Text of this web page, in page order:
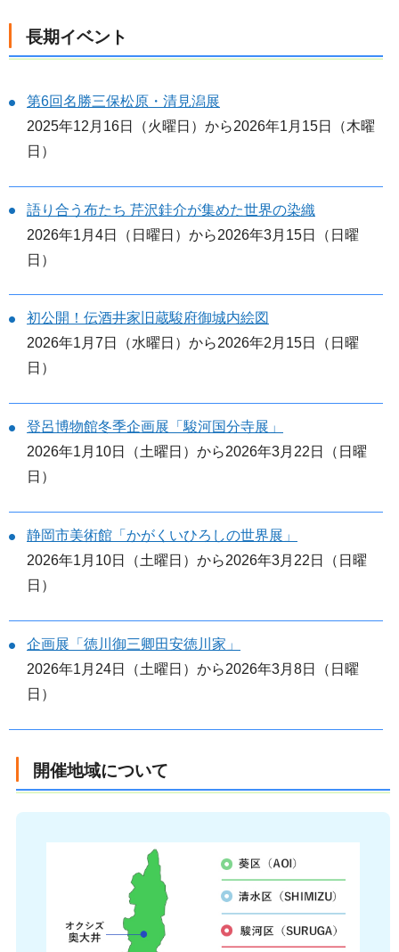
長期イベント
第6回名勝三保松原・清見潟展
2025年12月16日（火曜日）から2026年1月15日（木曜
日）
語り合う布たち 芹沢銈介が集めた世界の染織
2026年1月4日（日曜日）から2026年3月15日（日曜
日）
初公開！伝酒井家旧蔵駿府御城内絵図
2026年1月7日（水曜日）から2026年2月15日（日曜
日）
登呂博物館冬季企画展「駿河国分寺展」
2026年1月10日（土曜日）から2026年3月22日（日曜
日）
静岡市美術館「かがくいひろしの世界展」
2026年1月10日（土曜日）から2026年3月22日（日曜
日）
企画展「徳川御三卿田安徳川家」
2026年1月24日（土曜日）から2026年3月8日（日曜
日）
開催地域について